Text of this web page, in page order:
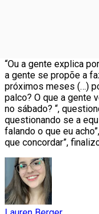
“Ou a gente explica
a gente se propõe a
próximos meses (…)
palco? O que a gente
no sábado? “,
questionando se a
falando o que eu
que concordar”,